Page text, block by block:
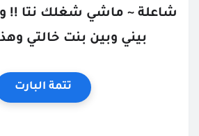
بيني وبين بنت خالتي
تتمة البارت